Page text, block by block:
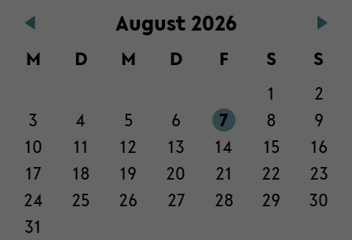
Au­gust 2026
M D M D F S
S
1
2
3
4 5 6 7 8
9
10
11 12 13 14 15
16
17
18 19 20 21 22
23
24
25 26 27 28 29
30
31